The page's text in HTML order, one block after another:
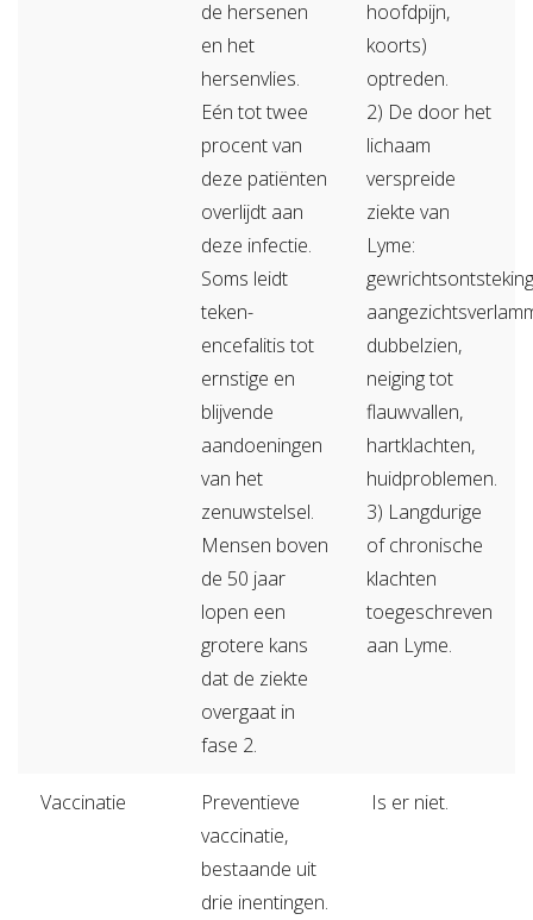
de hersenen
en het
hersenvlies.
Eén tot twee
procent van
deze patiënten
overlijdt aan
deze infectie.
Soms leidt
teken-
encefalitis tot
ernstige en
blijvende
aandoeningen
van het
zenuwstelsel.
Mensen boven
de 50 jaar
lopen een
grotere kans
dat de ziekte
overgaat in
fase 2.
hoofdpijn,
koorts)
optreden.
2) De door het
lichaam
verspreide
ziekte van
Lyme:
dubbelzien,
neiging tot
flauwvallen,
hartklachten,
huidproblemen.
3) Langdurige
of chronische
klachten
toegeschreven
aan Lyme.
Vaccinatie
Preventieve
vaccinatie,
bestaande uit
drie inentingen.
Is er niet.